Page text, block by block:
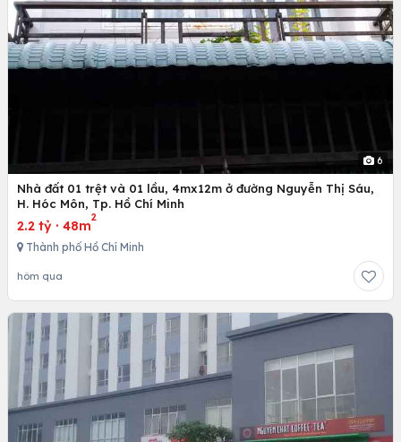
6
Nhà đất 01 trệt và 01 lầu, 4mx12m ở đường Nguyễn Thị Sáu,
H. Hóc Môn, Tp. Hồ Chí Minh
2.2 tỷ · 48m
2
Thành phố Hồ Chí Minh
hôm qua